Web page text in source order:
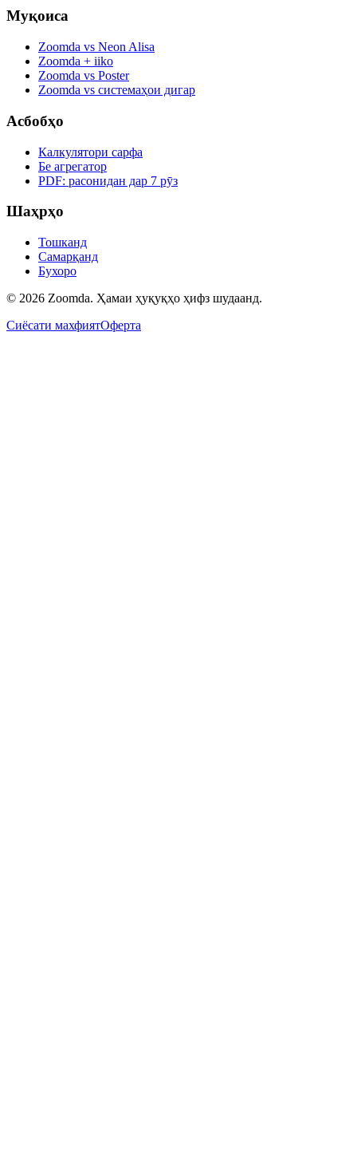
Муқоиса
Zoomda vs Neon Alisa
Zoomda + iiko
Zoomda vs Poster
Zoomda vs системаҳои дигар
Асбобҳо
Калкулятори сарфа
Бе агрегатор
PDF: расонидан дар 7 рӯз
Шаҳрҳо
Тошканд
Самарқанд
Бухоро
© 2026 Zoomda. Ҳамаи ҳуқуқҳо ҳифз шудаанд.
Сиёсати махфиятОферта